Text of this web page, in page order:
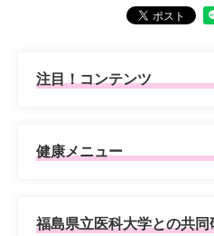
注目！コンテンツ
健康メニュー
福島県立医科大学との共同